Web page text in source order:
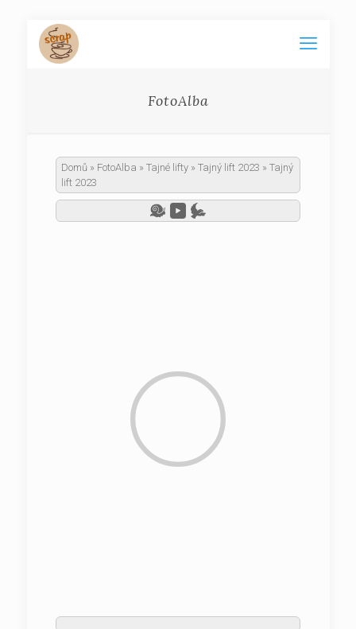
FotoAlba
Domů » FotoAlba » Tajné lifty» Tajný lift 2023 » Tajný
lift 2023